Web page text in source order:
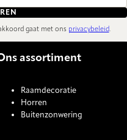
gaat met ons privacybeleid.
assortiment
Raamdecoratie
Horren
Buitenzonwering